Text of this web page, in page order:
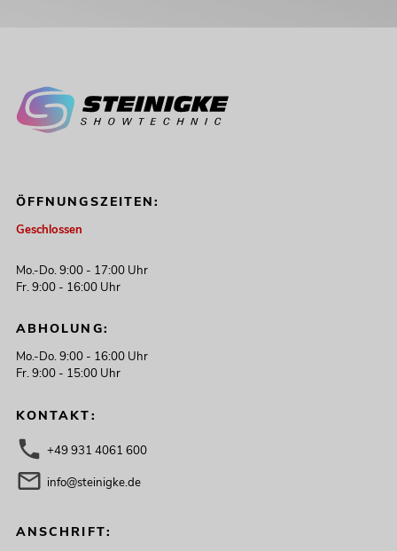
ÖFFNUNGSZEITEN:
Geschlossen
Mo.-Do. 9:00 - 17:00 Uhr
Fr. 9:00 - 16:00 Uhr
ABHOLUNG:
Mo.-Do. 9:00 - 16:00 Uhr
Fr. 9:00 - 15:00 Uhr
KONTAKT:
+49 931 4061 600
info@steinigke.de
ANSCHRIFT: